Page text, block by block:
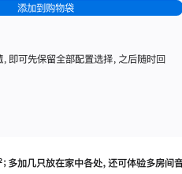
添加到购物袋
即可先保留全部配置选择，之后随时回
；多加几只放在家中各处，还可体验多‍房‍间